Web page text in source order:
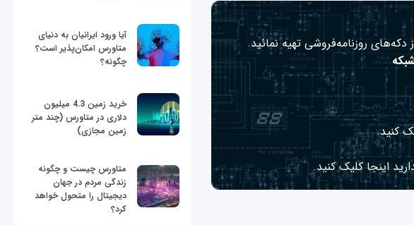
دکه‌های روزنامه‌فروشی تهیه نمائید.
کنید.
اینجا کلیک کنید.
آیا ورود ایرانیان به دنیای
متاورس امکان‌پذیر است؟
چگونه؟
خرید زمین 4.3 میلیون
دلاری در متاورس (چند متر
زمین مجازی)
متاورس چیست و چگونه
زندگی مردم در جهان
دیجیتال را متحول خواهد
کرد؟